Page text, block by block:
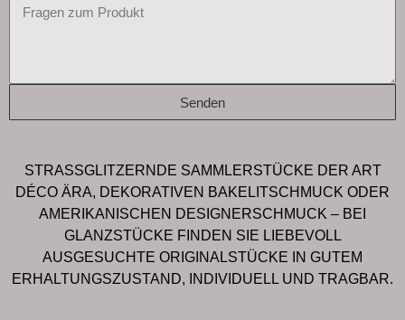
Senden
STRASSGLITZERNDE SAMMLERSTÜCKE DER ART
DÉCO ÄRA, DEKORATIVEN BAKELITSCHMUCK ODER
AMERIKANISCHEN DESIGNERSCHMUCK – BEI
GLANZSTÜCKE FINDEN SIE LIEBEVOLL
AUSGESUCHTE ORIGINALSTÜCKE IN GUTEM
ERHALTUNGSZUSTAND, INDIVIDUELL UND TRAGBAR.